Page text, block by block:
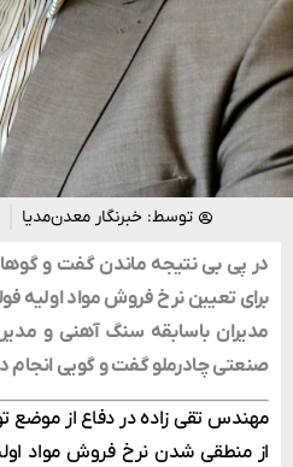
توسط: خبرنگار معدن‌مدیا
در پی بی نتیجه ماندن گفت و
برای تعیین نرخ فروش مواد اولیه
مدیران باسابقه سنگ آهنی و
صنعتی چادرملو گفت و گویی انجام
مهندس تقی زاده در دفاع از موضع
از منطقی شدن نرخ فروش مواد